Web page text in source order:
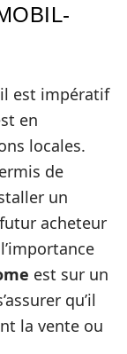
est impératif
en
locales.
de
un
acheteur
est sur un
qu’il
la vente ou